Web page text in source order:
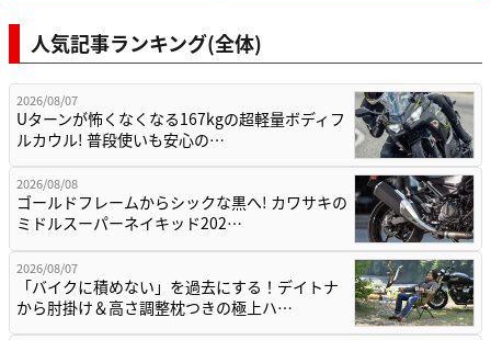
人気記事ランキング(全体)
2026/08/07
Uターンが怖くなくなる167kgの超軽量ボディフ
ルカウル! 普段使いも安心の…
2026/08/08
ゴールドフレームからシックな黒へ! カワサキの
ミドルスーパーネイキッド202…
2026/08/07
「バイクに積めない」を過去にする！デイトナ
から肘掛け＆高さ調整枕つきの極上ハ…